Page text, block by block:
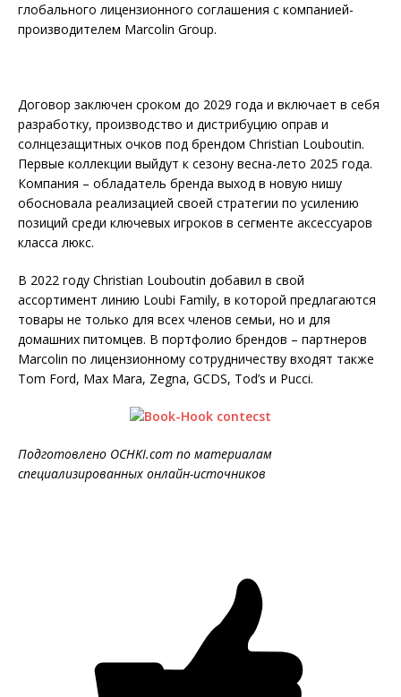
глобального лицензионного соглашения с компанией-
производителем Marcolin Group.
Договор заключен сроком до 2029 года и включает в себя
разработку, производство и дистрибуцию оправ и
солнцезащитных очков под брендом Christian Louboutin.
Первые коллекции выйдут к сезону весна-лето 2025 года.
Компания – обладатель бренда выход в новую нишу
обосновала реализацией своей стратегии по усилению
позиций среди ключевых игроков в сегменте аксессуаров
класса люкс.
В 2022 году Christian Louboutin добавил в свой
ассортимент линию Loubi Family, в которой предлагаются
товары не только для всех членов семьи, но и для
домашних питомцев. В портфолио брендов – партнеров
Marcolin по лицензионному сотрудничеству входят также
Tom Ford, Max Mara, Zegna, GCDS, Tod’s и Pucci.
Подготовлено OCHKI.com по материалам
специализированных онлайн-источников